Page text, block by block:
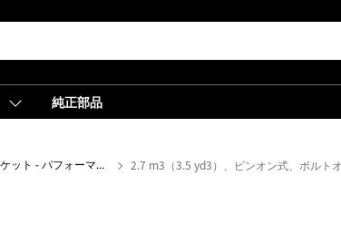
純正部品
ゼネラルパーパスバケット - パフォーマンスシリーズ 2.7 m3（3.5 yd3）、ピンオン式、ボルト